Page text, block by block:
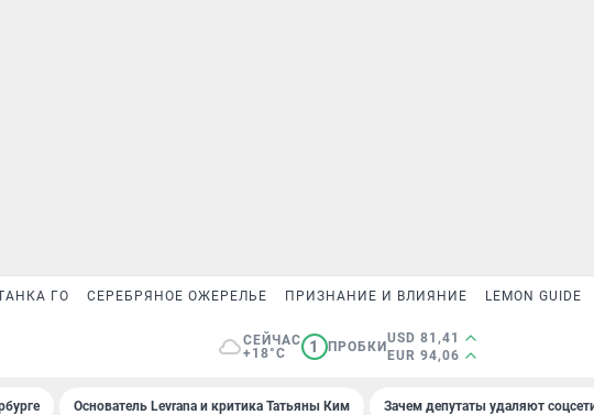
ГО СЕРЕБРЯНОЕ ОЖЕРЕЛЬЕ ПРИЗНАНИЕ И ВЛИЯНИЕ LEMON GUIDE
СЕЙЧАС
+18°C
1 ПРОБКИ
USD 81,41
EUR 94,06
Основатель Levrana и критика Татьяны Ким Зачем депутаты удаляют